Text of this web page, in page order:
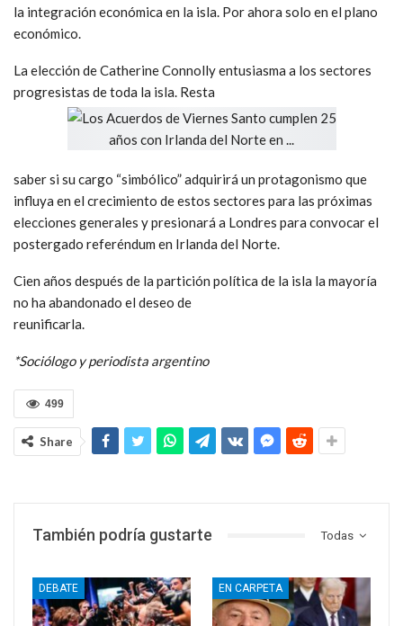
la integración económica en la isla. Por ahora solo en el plano
económico.
La elección de Catherine Connolly entusiasma a los sectores
progresistas de toda la isla. Resta
saber si su cargo “simbólico” adquirirá un protagonismo que
influya en el crecimiento de estos sectores para las próximas
elecciones generales y presionará a Londres para convocar el
postergado referéndum en Irlanda del Norte.
Cien años después de la partición política de la isla la mayoría
no ha abandonado el deseo de
reunificarla.
*Sociólogo y periodista argentino
499
Share
Todas
También podría gustarte
DEBATE EN CARPETA